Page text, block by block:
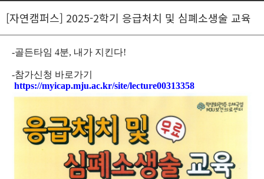
[자연캠퍼스] 2025-2학기 응급처치 및 심폐소생술 교육
-골든타임 4분, 내가 지킨다!
-참가신청 바로가기
https://myicap.mju.ac.kr/site/lecture00313358